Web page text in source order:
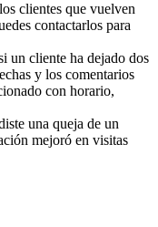
clientes que vuelven
contactarlos para
un cliente ha dejado dos
y los comentarios
con horario,
una queja de un
mejoró en visitas